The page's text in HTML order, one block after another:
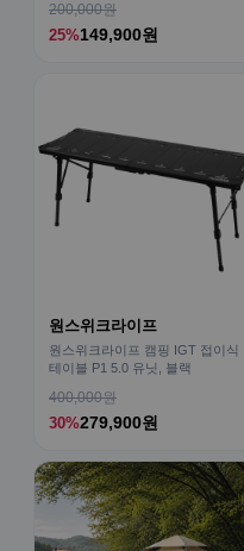
200,000원
25%149,900원
원스위크라이프
원스위크라이프 캠핑 IGT 접이식
테이블 P1 5.0 유닛, 블랙
400,000원
30%279,900원